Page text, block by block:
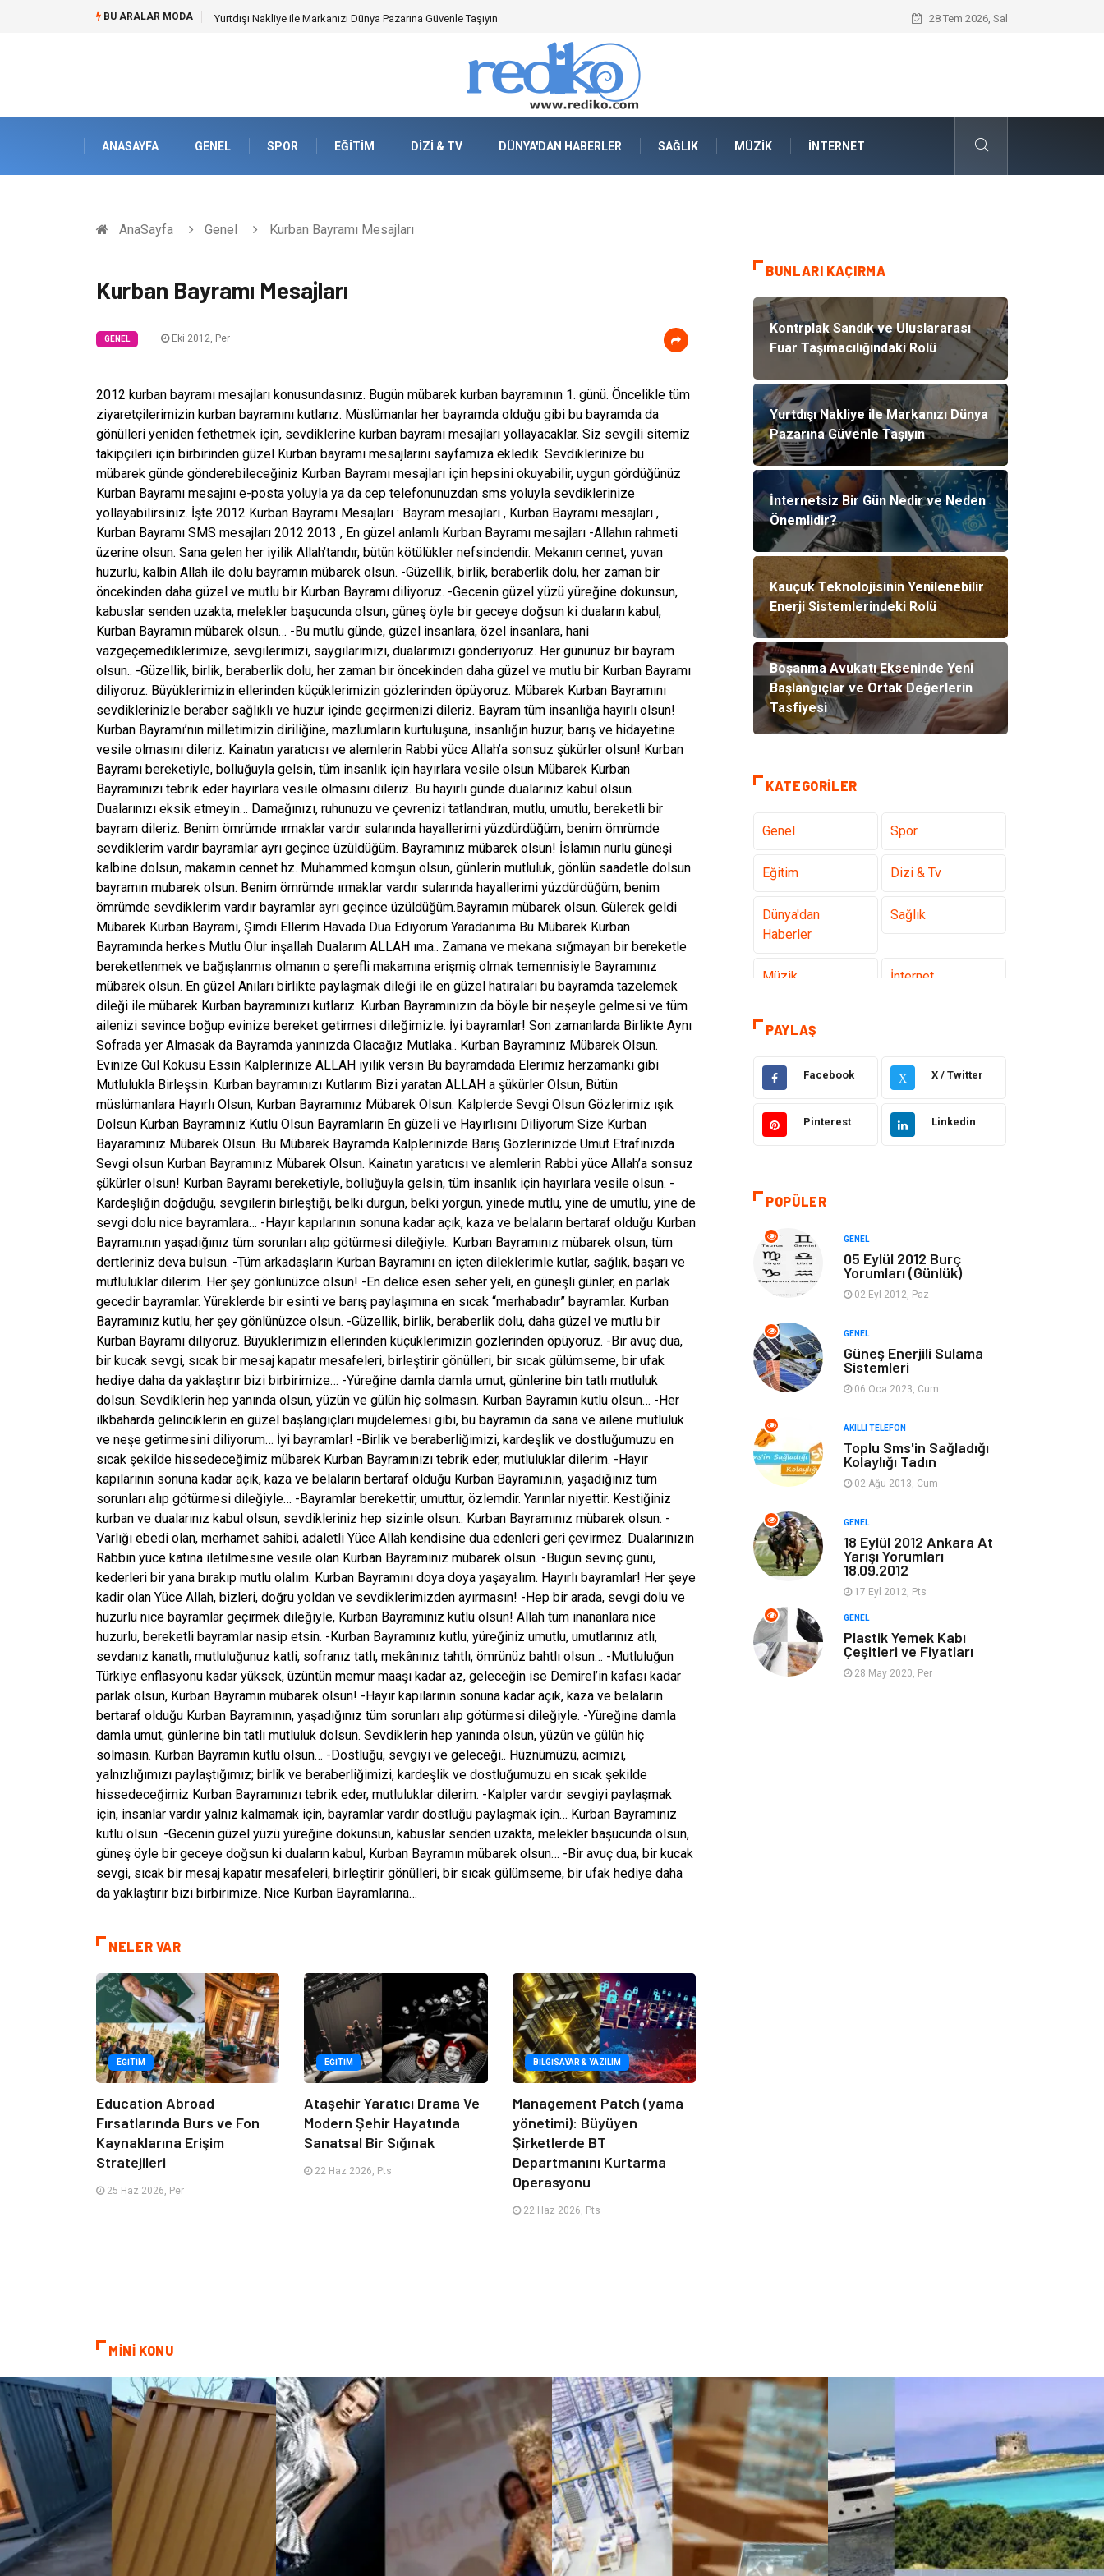
BU ARALAR MODA İnternetsiz Bir Gün Nedir ve Neden Önemlidir? Kauçuk Teknolojisinin Yenilenebilir
28 Tem 2026, Sal
ANASAYFA GENEL SPOR EĞITIM DIZI & TV DÜNYA'DAN HABERLER SAĞLIK MÜZIK İNTERNET
AnaSayfa Genel Kurban Bayramı Mesajları
Kurban Bayramı Mesajları
GENEL Eki 2012, Per
2012 kurban bayramı mesajları konusundasınız. Bugün mübarek kurban bayramının 1. günü. Öncelikle tüm
ziyaretçilerimizin kurban bayramını kutlarız. Müslümanlar her bayramda olduğu gibi bu bayramda da
gönülleri yeniden fethetmek için, sevdiklerine kurban bayramı mesajları yollayacaklar. Siz sevgili sitemiz
takipçileri için birbirinden güzel Kurban bayramı mesajlarını sayfamıza ekledik. Sevdiklerinize bu
mübarek günde gönderebileceğiniz Kurban Bayramı mesajları için hepsini okuyabilir, uygun gördüğünüz
Kurban Bayramı mesajını e-posta yoluyla ya da cep telefonunuzdan sms yoluyla sevdiklerinize
yollayabilirsiniz. İşte 2012 Kurban Bayramı Mesajları : Bayram mesajları , Kurban Bayramı mesajları ,
Kurban Bayramı SMS mesajları 2012 2013 , En güzel anlamlı Kurban Bayramı mesajları -Allahın rahmeti
üzerine olsun. Sana gelen her iyilik Allah’tandır, bütün kötülükler nefsindendir. Mekanın cennet, yuvan
huzurlu, kalbin Allah ile dolu bayramın mübarek olsun. -Güzellik, birlik, beraberlik dolu, her zaman bir
öncekinden daha güzel ve mutlu bir Kurban Bayramı diliyoruz. -Gecenin güzel yüzü yüreğine dokunsun,
kabuslar senden uzakta, melekler başucunda olsun, güneş öyle bir geceye doğsun ki duaların kabul,
Kurban Bayramın mübarek olsun… -Bu mutlu günde, güzel insanlara, özel insanlara, hani
vazgeçemediklerimize, sevgilerimizi, saygılarımızı, dualarımızı gönderiyoruz. Her gününüz bir bayram
olsun.. -Güzellik, birlik, beraberlik dolu, her zaman bir öncekinden daha güzel ve mutlu bir Kurban Bayramı
diliyoruz. Büyüklerimizin ellerinden küçüklerimizin gözlerinden öpüyoruz. Mübarek Kurban Bayramını
sevdiklerinizle beraber sağlıklı ve huzur içinde geçirmenizi dileriz. Bayram tüm insanlığa hayırlı olsun!
Kurban Bayramı’nın milletimizin diriliğine, mazlumların kurtuluşuna, insanlığın huzur, barış ve hidayetine
vesile olmasını dileriz. Kainatın yaratıcısı ve alemlerin Rabbi yüce Allah’a sonsuz şükürler olsun! Kurban
Bayramı bereketiyle, bolluğuyla gelsin, tüm insanlık için hayırlara vesile olsun Mübarek Kurban
Bayramınızı tebrik eder hayırlara vesile olmasını dileriz. Bu hayırlı günde dualarınız kabul olsun.
Dualarınızı eksik etmeyin… Damağınızı, ruhunuzu ve çevrenizi tatlandıran, mutlu, umutlu, bereketli bir
bayram dileriz. Benim ömrümde ırmaklar vardır sularında hayallerimi yüzdürdüğüm, benim ömrümde
sevdiklerim vardır bayramlar ayrı geçince üzüldüğüm. Bayramınız mübarek olsun! İslamın nurlu güneşi
kalbine dolsun, makamın cennet hz. Muhammed komşun olsun, günlerin mutluluk, gönlün saadetle dolsun
bayramın mubarek olsun. Benim ömrümde ırmaklar vardır sularında hayallerimi yüzdürdüğüm, benim
ömrümde sevdiklerim vardır bayramlar ayrı geçince üzüldüğüm.Bayramın mübarek olsun. Gülerek geldi
Mübarek Kurban Bayramı, Şimdi Ellerim Havada Dua Ediyorum Yaradanıma Bu Mübarek Kurban
Bayramında herkes Mutlu Olur inşallah Dualarım ALLAH ıma.. Zamana ve mekana sığmayan bir bereketle
bereketlenmek ve bağışlanmıs olmanın o şerefli makamına erişmiş olmak temennisiyle Bayramınız
mübarek olsun. En güzel Anıları birlikte paylaşmak dileği ile en güzel hatıraları bu bayramda tazelemek
dileği ile mübarek Kurban bayramınızı kutlarız. Kurban Bayramınızın da böyle bir neşeyle gelmesi ve tüm
ailenizi sevince boğup evinize bereket getirmesi dileğimizle. İyi bayramlar! Son zamanlarda Birlikte Aynı
Sofrada yer Almasak da Bayramda yanınızda Olacağız Mutlaka.. Kurban Bayramınız Mübarek Olsun.
Evinize Gül Kokusu Essin Kalplerinize ALLAH iyilik versin Bu bayramdada Elerimiz herzamanki gibi
Mutlulukla Birleşsin. Kurban bayramınızı Kutlarım Bizi yaratan ALLAH a şükürler Olsun, Bütün
müslümanlara Hayırlı Olsun, Kurban Bayramınız Mübarek Olsun. Kalplerde Sevgi Olsun Gözlerimiz ışık
Dolsun Kurban Bayramınız Kutlu Olsun Bayramların En güzeli ve Hayırlısını Diliyorum Size Kurban
Bayaramınız Mübarek Olsun. Bu Mübarek Bayramda Kalplerinizde Barış Gözlerinizde Umut Etrafınızda
Sevgi olsun Kurban Bayramınız Mübarek Olsun. Kainatın yaratıcısı ve alemlerin Rabbi yüce Allah’a sonsuz
şükürler olsun! Kurban Bayramı bereketiyle, bolluğuyla gelsin, tüm insanlık için hayırlara vesile olsun. -
Kardeşliğin doğduğu, sevgilerin birleştiği, belki durgun, belki yorgun, yinede mutlu, yine de umutlu, yine de
sevgi dolu nice bayramlara… -Hayır kapılarının sonuna kadar açık, kaza ve belaların bertaraf olduğu Kurban
Bayramı.nın yaşadığınız tüm sorunları alıp götürmesi dileğiyle.. Kurban Bayramınız mübarek olsun, tüm
dertleriniz deva bulsun. -Tüm arkadaşların Kurban Bayramını en içten dileklerimle kutlar, sağlık, başarı ve
mutluluklar dilerim. Her şey gönlünüzce olsun! -En delice esen seher yeli, en güneşli günler, en parlak
gecedir bayramlar. Yüreklerde bir esinti ve barış paylaşımına en sıcak “merhabadır” bayramlar. Kurban
Bayramınız kutlu, her şey gönlünüzce olsun. -Güzellik, birlik, beraberlik dolu, daha güzel ve mutlu bir
Kurban Bayramı diliyoruz. Büyüklerimizin ellerinden küçüklerimizin gözlerinden öpüyoruz. -Bir avuç dua,
bir kucak sevgi, sıcak bir mesaj kapatır mesafeleri, birleştirir gönülleri, bir sıcak gülümseme, bir ufak
hediye daha da yaklaştırır bizi birbirimize… -Yüreğine damla damla umut, günlerine bin tatlı mutluluk
dolsun. Sevdiklerin hep yanında olsun, yüzün ve gülün hiç solmasın. Kurban Bayramın kutlu olsun… -Her
ilkbaharda gelinciklerin en güzel başlangıçları müjdelemesi gibi, bu bayramın da sana ve ailene mutluluk
ve neşe getirmesini diliyorum… İyi bayramlar! -Birlik ve beraberliğimizi, kardeşlik ve dostluğumuzu en
sıcak şekilde hissedeceğimiz mübarek Kurban Bayramınızı tebrik eder, mutluluklar dilerim. -Hayır
kapılarının sonuna kadar açık, kaza ve belaların bertaraf olduğu Kurban Bayramı.nın, yaşadığınız tüm
sorunları alıp götürmesi dileğiyle… -Bayramlar berekettir, umuttur, özlemdir. Yarınlar niyettir. Kestiğiniz
kurban ve dualarınız kabul olsun, sevdikleriniz hep sizinle olsun.. Kurban Bayramınız mübarek olsun. -
Varlığı ebedi olan, merhamet sahibi, adaletli Yüce Allah kendisine dua edenleri geri çevirmez. Dualarınızın
Rabbin yüce katına iletilmesine vesile olan Kurban Bayramınız mübarek olsun. -Bugün sevinç günü,
kederleri bir yana bırakıp mutlu olalım. Kurban Bayramını doya doya yaşayalım. Hayırlı bayramlar! Her şeye
kadir olan Yüce Allah, bizleri, doğru yoldan ve sevdiklerimizden ayırmasın! -Hep bir arada, sevgi dolu ve
huzurlu nice bayramlar geçirmek dileğiyle, Kurban Bayramınız kutlu olsun! Allah tüm inananlara nice
huzurlu, bereketli bayramlar nasip etsin. -Kurban Bayramınız kutlu, yüreğiniz umutlu, umutlarınız atlı,
sevdanız kanatlı, mutluluğunuz katli, sofranız tatlı, mekânınız tahtlı, ömrünüz bahtlı olsun… -Mutluluğun
Türkiye enflasyonu kadar yüksek, üzüntün memur maaşı kadar az, geleceğin ise Demirel’in kafası kadar
parlak olsun, Kurban Bayramın mübarek olsun! -Hayır kapılarının sonuna kadar açık, kaza ve belaların
bertaraf olduğu Kurban Bayramının, yaşadığınız tüm sorunları alıp götürmesi dileğiyle. -Yüreğine damla
damla umut, günlerine bin tatlı mutluluk dolsun. Sevdiklerin hep yanında olsun, yüzün ve gülün hiç
solmasın. Kurban Bayramın kutlu olsun… -Dostluğu, sevgiyi ve geleceği.. Hüznümüzü, acımızı,
yalnızlığımızı paylaştığımız; birlik ve beraberliğimizi, kardeşlik ve dostluğumuzu en sıcak şekilde
hissedeceğimiz Kurban Bayramınızı tebrik eder, mutluluklar dilerim. -Kalpler vardır sevgiyi paylaşmak
için, insanlar vardır yalnız kalmamak için, bayramlar vardır dostluğu paylaşmak için… Kurban Bayramınız
kutlu olsun. -Gecenin güzel yüzü yüreğine dokunsun, kabuslar senden uzakta, melekler başucunda olsun,
güneş öyle bir geceye doğsun ki duaların kabul, Kurban Bayramın mübarek olsun… -Bir avuç dua, bir kucak
sevgi, sıcak bir mesaj kapatır mesafeleri, birleştirir gönülleri, bir sıcak gülümseme, bir ufak hediye daha
da yaklaştırır bizi birbirimize. Nice Kurban Bayramlarına…
NELER VAR
EĞITIM
Education Abroad
Fırsatlarında Burs ve Fon
Kaynaklarına Erişim
Stratejileri
25 Haz 2026, Per
EĞITIM
Ataşehir Yaratıcı Drama Ve
Modern Şehir Hayatında
Sanatsal Bir Sığınak
22 Haz 2026, Pts
BILGISAYAR & YAZILIM
Management Patch (yama
yönetimi): Büyüyen
Şirketlerde BT
Departmanını Kurtarma
Operasyonu
22 Haz 2026, Pts
BUNLARI KAÇIRMA
Kontrplak Sandık ve Uluslararası
Fuar Taşımacılığındaki Rolü
Yurtdışı Nakliye ile Markanızı Dünya
Pazarına Güvenle Taşıyın
İnternetsiz Bir Gün Nedir ve Neden
Önemlidir?
Kauçuk Teknolojisinin Yenilenebilir
Enerji Sistemlerindeki Rolü
Boşanma Avukatı Ekseninde Yeni
Başlangıçlar ve Ortak Değerlerin
Tasfiyesi
KATEGORILER
Genel Spor
Eğitim Dizi & Tv
Dünya'dan
Haberler
Sağlık
Müzik İnternet
Ülkemizden
Haberler
Teknoloji Kültür ve Sanat
Akıllı Telefon Yaşam
Ekonomi
Elektrik Elektronik
Tanıtıcı Reklam Alışveriş
Hukuk
Dekorasyon Tatil
Makine
Yazılım
Güzellik & Bakım Magazin Dünyası
Organizasyon
Hizmet Otomotiv
Bebek Giyim
PAYLAŞ
Facebook X X / Twitter
Pinterest Linkedin
POPÜLER
GENEL
05 Eylül 2012 Burç
Yorumları (Günlük)
02 Eyl 2012, Paz
GENEL
Güneş Enerjili Sulama
Sistemleri
06 Oca 2023, Cum
AKILLI TELEFON
Toplu Sms'in Sağladığı
Kolaylığı Tadın
02 Ağu 2013, Cum
GENEL
18 Eylül 2012 Ankara At
Yarışı Yorumları
18.09.2012
17 Eyl 2012, Pts
GENEL
Plastik Yemek Kabı
Çeşitleri ve Fiyatları
28 May 2020, Per
MİNİ KONU